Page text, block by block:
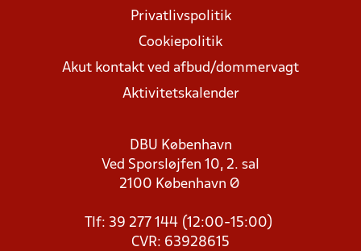
Privatlivspolitik
Cookiepolitik
Akut kontakt ved afbud/dommervagt
Aktivitetskalender
DBU København
Ved Sporsløjfen 10, 2. sal
2100 København Ø
Tlf: 39 277 144 (12:00-15:00)
CVR: 63928615